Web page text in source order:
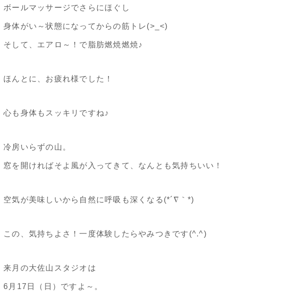
ボールマッサージでさらにほぐし
身体がい～状態になってからの筋トレ(>_<)
そして、エアロ～！で脂肪燃焼燃焼♪
ほんとに、お疲れ様でした！
心も身体もスッキリですね♪
冷房いらずの山。
窓を開ければそよ風が入ってきて、なんとも気持ちいい！
空気が美味しいから自然に呼吸も深くなる(*´∇｀*)
この、気持ちよさ！一度体験したらやみつきです(^.^)
来月の大佐山スタジオは
6月17日（日）ですよ～。